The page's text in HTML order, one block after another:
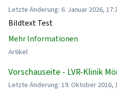
Letzte Änderung: 6. Januar 2026,
Bildtext Test
Mehr Informationen
Artikel
Vorschauseite - LVR-Klinik
Letzte Änderung: 19. Oktober 2016,